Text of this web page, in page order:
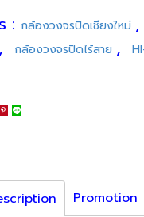
: กล้องวงจรปิดเชียงใหม่ ,
, กล้องวงจรปิดไร้สาย ,
Promotion